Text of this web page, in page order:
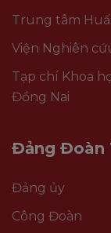
Trung tâm
Viện Nghiên
Tạp chí Khoa
Đồng Nai
Đảng Đoàn
Đảng ủy
Công Đoàn